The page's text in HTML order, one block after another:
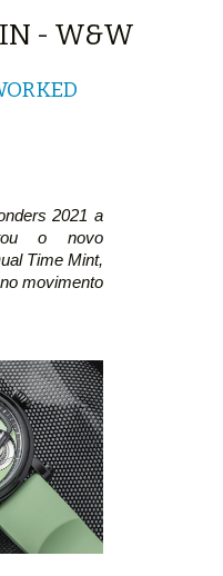
- W&W
2021 a
o novo
Time Mint,
movimento